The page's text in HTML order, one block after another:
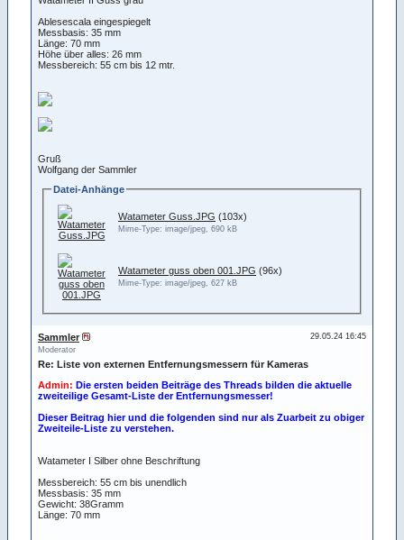
Ablesescala eingespiegelt
Messbasis: 35 mm
Länge: 70 mm
Höhe über alles: 26 mm
Messbereich: 55 cm bis 12 mtr.
Gruß
Wolfgang der Sammler
Datei-Anhänge
Watameter Guss.JPG (103x)
Mime-Type: image/jpeg, 690 kB
Watameter guss oben 001.JPG (96x)
Mime-Type: image/jpeg, 627 kB
29.05.24 16:45
Sammler
Moderator
Re: Liste von externen Entfernungsmessern für Kameras
Admin: Die ersten beiden Beiträge des Threads bilden die aktuelle
zweiteilige Gesamt-Liste der Entfernungsmesser!
Dieser Beitrag hier und die folgenden sind nur als Zuarbeit zu obiger
Zweiteile-Liste zu verstehen.
Watameter I Silber ohne Beschriftung
Messbereich: 55 cm bis unendlich
Messbasis: 35 mm
Gewicht: 38Gramm
Länge: 70 mm